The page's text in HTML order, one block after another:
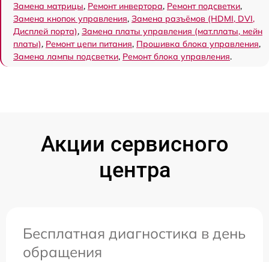
Замена матрицы, Ремонт инвертора, Ремонт подсветки,
Замена кнопок управления, Замена разъёмов (HDMI, DVI,
Дисплей порта), Замена платы управления (мат.платы, мейн
платы), Ремонт цепи питания, Прошивка блока управления,
Замена лампы подсветки, Ремонт блока управления.
Акции сервисного
центра
Бесплатная диагностика в день
обращения